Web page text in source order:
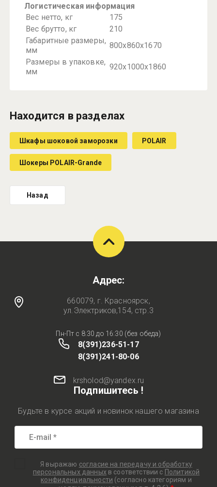
Логистическая информация
Вес нетто, кг
175
Вес брутто, кг
210
Габаритные размеры,
мм
800х860х1670
Размеры в упаковке,
мм
920х1000х1860
Находится в разделах
Шкафы шоковой заморозки POLAIR
Шокеры POLAIR-Grande
Назад
Адрес:
660079, г. Красноярск,
ул.Электриков,154, стр.3
Пн-Пт с 8:30 до 16:30 (без обеда)
8(391)236-51-17
8(391)241-80-06
krsholod@yandex.ru
Подпишитесь !
Будьте в курсе акций и новинок нашего магазина
Я выражаю согласие на передачу и обработку
персональных данных в соответствии с Политикой
конфиденциальности (согласно категориям и